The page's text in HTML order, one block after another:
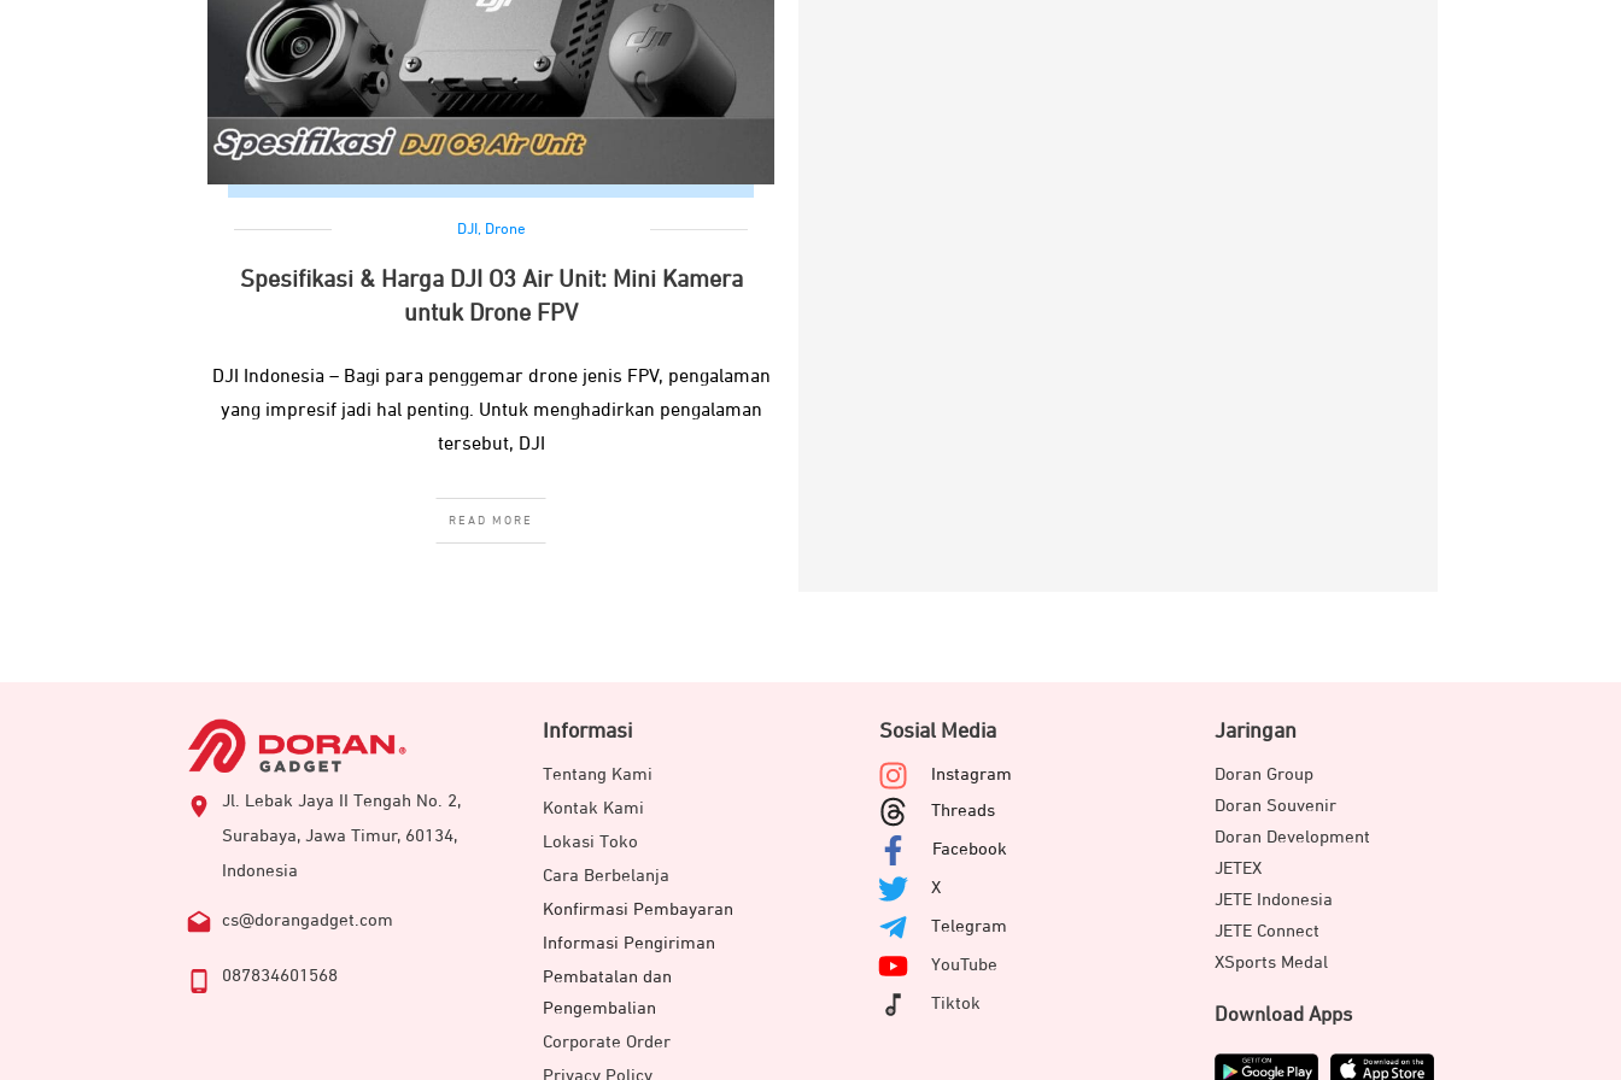
DJI , Drone
Spesifikasi & Harga DJI O3 Air Unit: Mini Kamera
untuk Drone FPV
DJI Indonesia – Bagi para penggemar drone jenis FPV, pengalaman
yang impresif jadi hal penting. Untuk menghadirkan pengalaman
tersebut, DJI
READ MORE
Jl. Lebak Jaya II Tengah No. 2,
Surabaya, Jawa Timur, 60134,
Indonesia
cs@dorangadget.com
087834601568
Informasi
Tentang Kami
Kontak Kami
Lokasi Toko
Cara Berbelanja
Konfirmasi Pembayaran
Informasi Pengiriman
Pembatalan dan
Pengembalian
Corporate Order
Privacy Policy
Sosial Media
Instagram
Threads
Facebook
X
Telegram
YouTube
Tiktok
Jaringan
Doran Group
Doran Souvenir
Doran Development
JETEX
JETE Indonesia
JETE Connect
XSports Medal
Download Apps